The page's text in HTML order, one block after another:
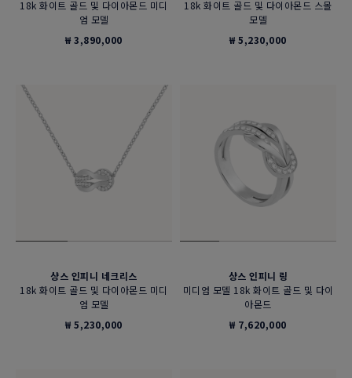
18k 화이트 골드 및 다이아몬드 미디
엄 모델
₩ 3,890,000
18k 화이트 골드 및 다이아몬드 스몰
모델
₩ 5,230,000
샹스 인피니 네크리스
18k 화이트 골드 및 다이아몬드 미디
엄 모델
₩ 5,230,000
샹스 인피니 링
미디엄 모델 18k 화이트 골드 및 다이
아몬드
₩ 7,620,000